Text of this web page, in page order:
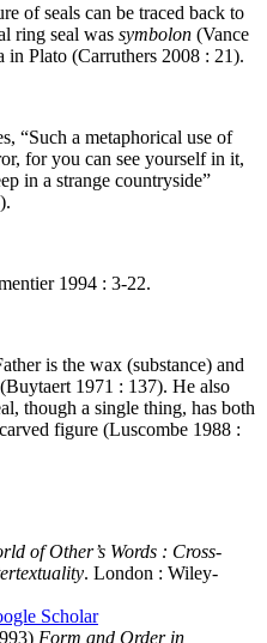
of seals can be traced back to
ring seal was symbolon (Vance
in Plato (Carruthers 2008 : 21).
“Such a metaphorical use of
for you can see yourself in it,
in a strange countryside”
1994 : 3-22.
is the wax (substance) and
1971 : 137). He also
though a single thing, has both
figure (Luscombe 1988 :
of Other’s Words : Cross-
. London : Wiley-
Scholar
Form and Order in